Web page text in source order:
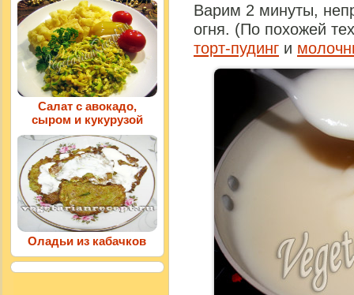
Варим 2 минуты,
огня. (По похожей
торт-пудинг и
Салат с авокадо,
сыром и кукурузой
Оладьи из кабачков